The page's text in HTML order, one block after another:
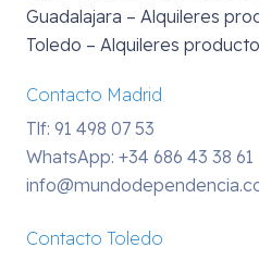
Guadalajara – Alquileres
Toledo – Alquileres
Contacto Madrid
Tlf: 91 498 07 53
WhatsApp: +34 686 43 38 61
Contacto Toledo